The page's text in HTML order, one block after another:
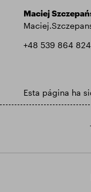
Maciej
+48 539 864 824
Esta página ha